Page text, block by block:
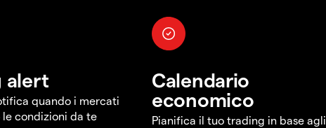
alert
quando i mercati
condizioni da te
Calendario
economico
Pianifica il tuo trading in base agli